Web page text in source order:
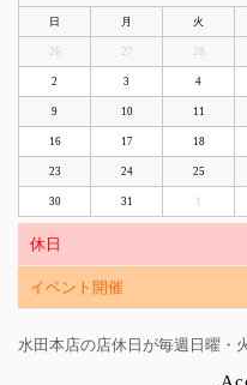
日 月 火
26 27 28
2 3 4
9 10 11
16 17 18
23 24 25
30 31 1
休日
イベント開催
水田本店の店休日が毎週日曜・